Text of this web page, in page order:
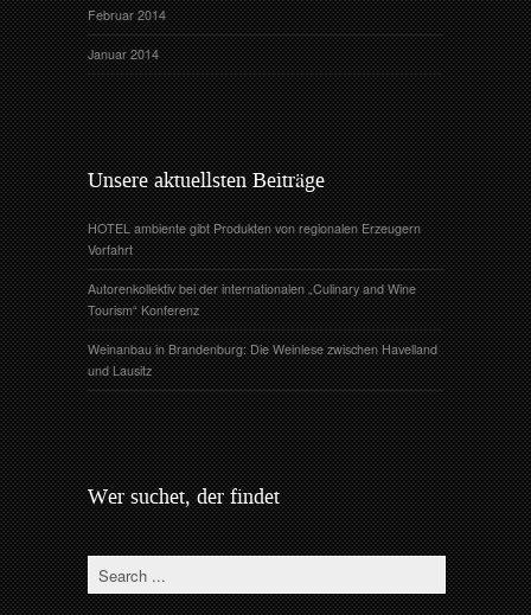
Februar 2014
Januar 2014
Unsere aktuellsten Beiträge
HOTEL ambiente gibt Produkten von regionalen Erzeugern
Vorfahrt
Autorenkollektiv bei der internationalen „Culinary and Wine
Tourism“ Konferenz
Weinanbau in Brandenburg: Die Weinlese zwischen Havelland
und Lausitz
Wer suchet, der findet